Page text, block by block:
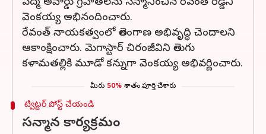
వెంకయ్య అభినందించారు.
రేవంత్ నాయకత్వంలో తెలంగాణ అభివృద్ధి చెందాలని
ఆకాంక్షించారు. మెగాస్టార్ చిరంజీవిని తెలుగు
కళామతల్లికి మూడో కన్నుగా వెంకయ్య అభివర్ణించారు.
మీరు 50% శాతం పూర్తి చేశారు
ట్విట్టర్ పోస్ట్ చేయండి
సన్మాన కార్యక్రమం